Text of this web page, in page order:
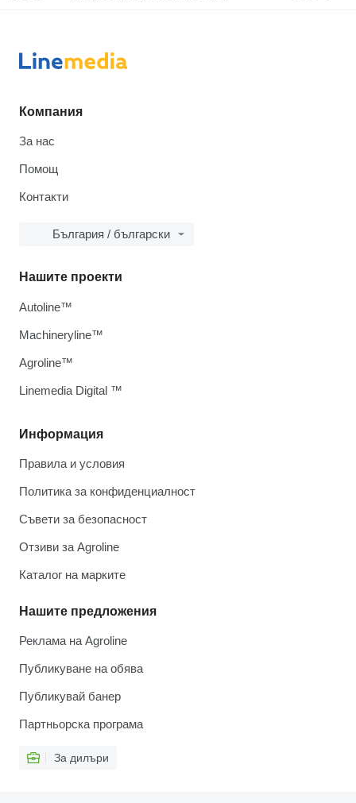
Компания
За нас
Помощ
Контакти
България / български
Информация
Правила и условия
Политика за конфиденциалност
Съвети за безопасност
Отзиви за Agroline
Каталог на марките
Нашите предложения
Реклама на Agroline
Публикуване на обява
Публикувай банер
Партньорска програма
За дилъри
Нашите проекти
Autoline™
Machineryline™
Agroline™
Linemedia Digital ™